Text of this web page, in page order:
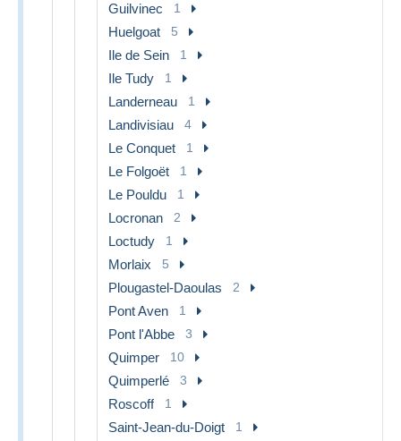
Guilvinec 1
Huelgoat 5
Ile de Sein 1
Ile Tudy 1
Landerneau 1
Landivisiau 4
Le Conquet 1
Le Folgoët 1
Le Pouldu 1
Locronan 2
Loctudy 1
Morlaix 5
Plougastel-Daoulas 2
Pont Aven 1
Pont l'Abbe 3
Quimper 10
Quimperlé 3
Roscoff 1
Saint-Jean-du-Doigt 1